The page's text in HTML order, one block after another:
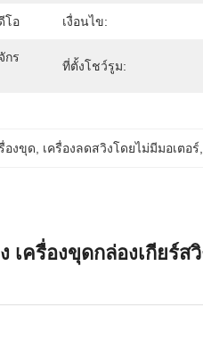
โอ เงื่อนไข:
กร
ที่ตั้งโชว์รูม:
องขุด เครื่องลดสวิงโดยไม่มีมอเตอร์
เครื่องขุดกล่องเกียร์ส